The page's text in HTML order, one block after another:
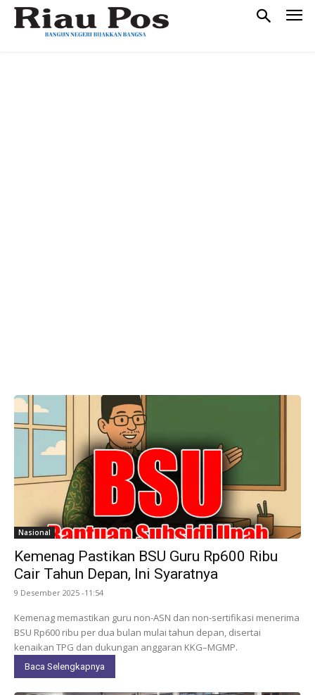
Nasional
Kemenag Pastikan BSU Guru Rp600 Ribu
Cair Tahun Depan, Ini Syaratnya
9 Desember 2025 -11:54
Kemenag memastikan guru non-ASN dan non-sertifikasi menerima
BSU Rp600 ribu per dua bulan mulai tahun depan, disertai
kenaikan TPG dan dukungan anggaran KKG–MGMP.
Baca Selengkapnya